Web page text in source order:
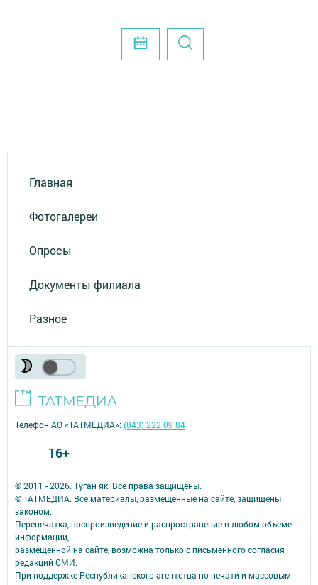
Главная
Фотогалереи
Опросы
Документы филиала
Разное
© 2011 - 2026. Туган як. Все права защищены.
© ТАТМЕДИА. Все материалы, размещенные на сайте, защищены
законом.
Перепечатка, воспроизведение и распространение в любом объеме
информации,
размещенной на сайте, возможна только с письменного согласия
редакций СМИ.
При поддержке Республиканского агентства по печати и массовым
Телефон АО «ТАТМЕДИА»:(843) 222 09 84
16+